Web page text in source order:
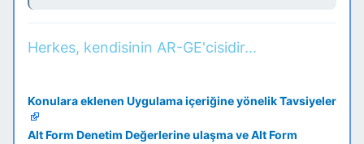
Herkes, kendisinin AR-GE'cisidir...
Konulara eklenen Uygulama içeriğine yönelik Tavsiyeler
Alt Form Denetim Değerlerine ulaşma ve Alt Form